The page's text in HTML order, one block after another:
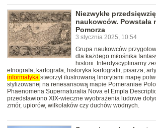
Niezwykłe
naukowców. Powstała
Pomorza
3 stycznia 2025, 10:54
Grupa naukowców
dla każdego miłośnika
historii. Interdyscyplinarny
etnografa, kartografa, historyka kartografii, pisarza,
informatyka stworzył ilustrowaną linorytami mapę
stylizowanej na renesansową mapie Pomeraniae
Phaenomena Supernaturalia Nova et Empla
przedstawiono XIX-wieczne wyobrażenia ludowe
zmór, upiorów, wilkołaków czy duchów wodnych.